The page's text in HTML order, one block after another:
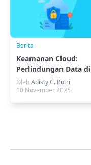
Berita
Keamanan Cloud:
Perlindungan Data di
Era Digital
OlehAdisty C. Putri
10 November 2025